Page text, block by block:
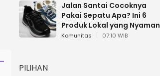
Jalan Santai Cocoknya
Pakai Sepatu Apa? Ini 6
Produk Lokal yang Nyaman
Buat 17 Agustusan
Komunitas 07:10 WIB
PILIHAN